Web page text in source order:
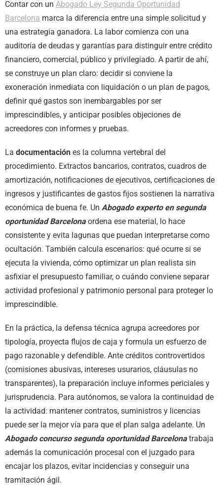
Contar con un Abogado Ley Segunda Oportunidad
Barcelona marca la diferencia entre una simple solicitud y
una estrategia ganadora. La labor comienza con una
auditoría de deudas y garantías para distinguir entre crédito
financiero, comercial, público y privilegiado. A partir de ahí,
se construye un plan claro: decidir si conviene la
exoneración inmediata con liquidación o un plan de pagos,
definir qué gastos son inembargables por ser
imprescindibles, y anticipar posibles objeciones de
acreedores con informes y pruebas.
La documentación es la columna vertebral del
procedimiento. Extractos bancarios, contratos, cuadros de
amortización, notificaciones de ejecutivos, certificaciones de
ingresos y justificantes de gastos fijos sostienen la narrativa
económica de buena fe. Un Abogado experto en segunda
oportunidad Barcelonaordena ese material, lo hace
consistente y evita lagunas que puedan interpretarse como
ocultación. También calcula escenarios: qué ocurre si se
ejecuta la vivienda, cómo optimizar un plan realista sin
asfixiar el presupuesto familiar, o cuándo conviene separar
actividad profesional y patrimonio personal para proteger lo
imprescindible.
En la práctica, la defensa técnica agrupa acreedores por
tipología, proyecta flujos de caja y formula un esfuerzo de
pago razonable y defendible. Ante créditos controvertidos
(comisiones abusivas, intereses usurarios, cláusulas no
transparentes), la preparación incluye informes periciales y
jurisprudencia. Para autónomos, se valora la continuidad de
la actividad: mantener contratos, suministros y licencias
puede ser la mejor vía para que el plan salga adelante. Un
Abogado concurso segunda oportunidad Barcelonatrabaja
además la comunicación procesal con el juzgado para
encajar los plazos, evitar incidencias y conseguir una
tramitación ágil.